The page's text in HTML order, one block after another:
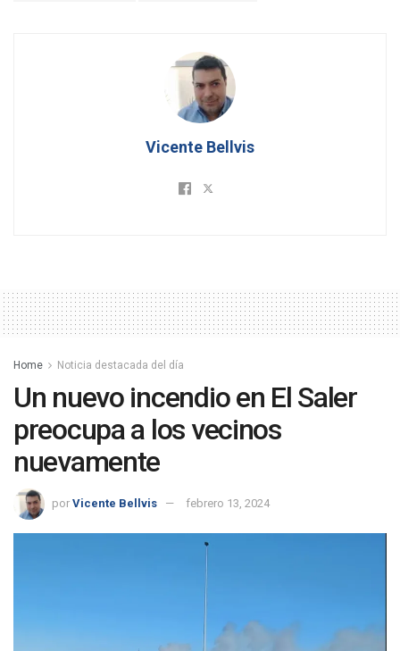
Vicente Bellvis
Home Noticia destacada del día
Un nuevo incendio en El Saler
preocupa a los vecinos
nuevamente
por Vicente Bellvis febrero 13, 2024